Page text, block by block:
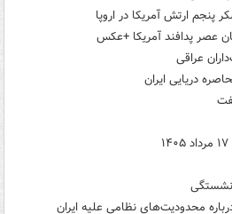
پنجم ارتش آمریکا در اروپا
عراقی
دریایی ایران
محدودیت‌های نظامی علیه ایران